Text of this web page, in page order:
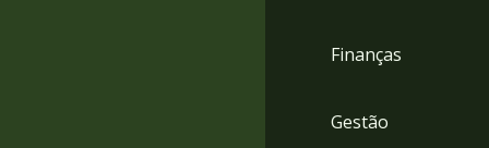
Finanças
Gestão